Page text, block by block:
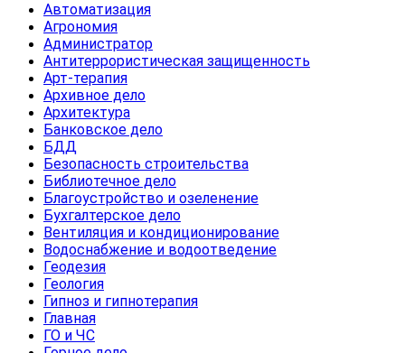
Автоматизация
Агрономия
Администратор
Антитеррористическая защищенность
Арт-терапия
Архивное дело
Архитектура
Банковское дело
БДД
Безопасность строительства
Библиотечное дело
Благоустройство и озеленение
Бухгалтерское дело
Вентиляция и кондиционирование
Водоснабжение и водоотведение
Геодезия
Геология
Гипноз и гипнотерапия
Главная
ГО и ЧС